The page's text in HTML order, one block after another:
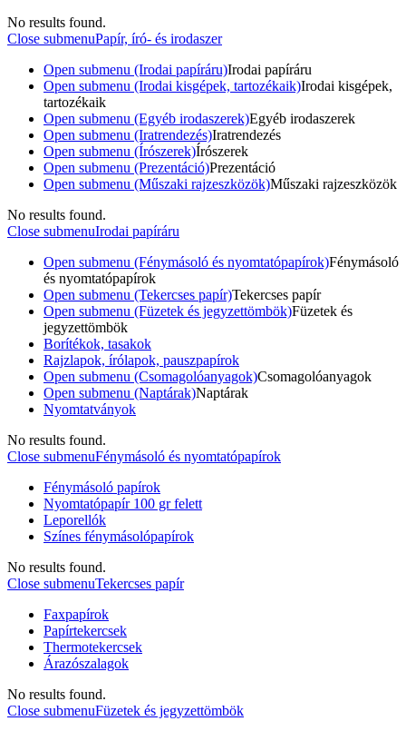
No results found.
Close submenuPapír, író- és irodaszer
Open submenu (Irodai papíráru)Irodai papíráru
Open submenu (Irodai kisgépek, tartozékaik)Irodai kisgépek,
tartozékaik
Open submenu (Egyéb irodaszerek)Egyéb irodaszerek
Open submenu (Iratrendezés)Iratrendezés
Open submenu (Írószerek)Írószerek
Open submenu (Prezentáció)Prezentáció
Open submenu (Műszaki rajzeszközök)Műszaki rajzeszközök
No results found.
Close submenuIrodai papíráru
Open submenu (Fénymásoló és nyomtatópapírok)Fénymásoló
és nyomtatópapírok
Open submenu (Tekercses papír)Tekercses papír
Open submenu (Füzetek és jegyzettömbök)Füzetek és
jegyzettömbök
Borítékok, tasakok
Rajzlapok, írólapok, pauszpapírok
Open submenu (Csomagolóanyagok)Csomagolóanyagok
Open submenu (Naptárak)Naptárak
Nyomtatványok
No results found.
Close submenuFénymásoló és nyomtatópapírok
Fénymásoló papírok
Nyomtatópapír 100 gr felett
Leporellók
Színes fénymásolópapírok
No results found.
Close submenuTekercses papír
Faxpapírok
Papírtekercsek
Thermotekercsek
Árazószalagok
No results found.
Close submenuFüzetek és jegyzettömbök